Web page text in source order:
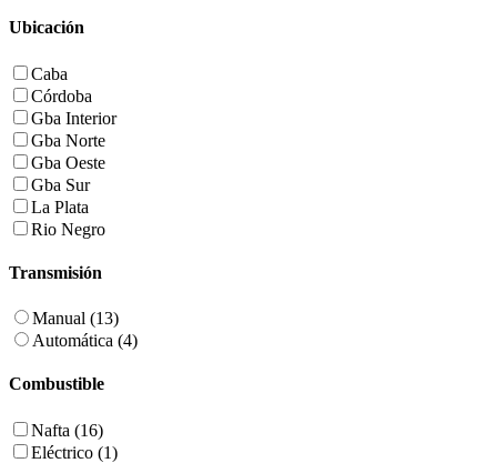
Ubicación
Caba
Córdoba
Gba Interior
Gba Norte
Gba Oeste
Gba Sur
La Plata
Rio Negro
Transmisión
Manual (13)
Automática (4)
Combustible
Nafta (16)
Eléctrico (1)